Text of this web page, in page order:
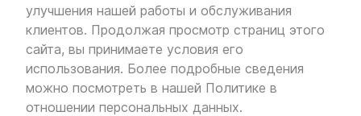
улучшения нашей работы и обслуживания
клиентов. Продолжая просмотр страниц этого
сайта, вы принимаете условия его
использования. Более подробные сведения
можно посмотреть в нашей Политике в
отношении персональных данных.
© Все права защищены. Информация сайта защищена законом
об авторских правах.
Политикаконфиденциальности
Разработкаи продвижение — «SeoOlimp»